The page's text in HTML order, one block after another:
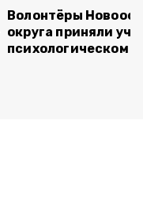
Волонтёры
округа приняли
психологическом